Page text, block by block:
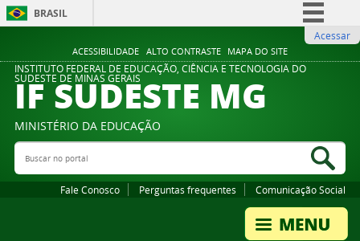
ACESSIBILIDADE ALTO CONTRASTE MAPA DO SITE
BRASIL
Comunica BR
Participe
Legislação
Acessar
INSTITUTO FEDERAL DE EDUCAÇÃO, CIÊNCIA E TECNOLOGIA DO
SUDESTE DE MINAS GERAIS
IF SUDESTE MG
MINISTÉRIO DA EDUCAÇÃO
Buscar no portal
Fale Conosco Perguntas frequentes Comunicação Social